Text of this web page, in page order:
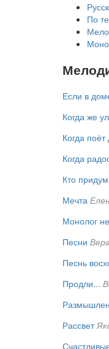
По
Если в
Когда же
Когда
Когда
Кто
Мечта
Монолог
Песни
Песнь
Продли...
Рассвет